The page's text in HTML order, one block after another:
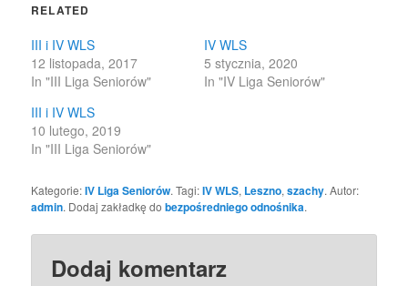
new
RELATED
III i IV WLS
12 listopada, 2017
In "III Liga Seniorów"
IV WLS
5 stycznia, 2020
In "IV Liga Seniorów"
III i IV WLS
10 lutego, 2019
In "III Liga Seniorów"
Kategorie:IV Liga Seniorów. Tagi:IV WLS, Leszno,szachy. Autor:
admin. Dodaj zakładkę dobezpośredniego odnośnika.
Dodaj komentarz